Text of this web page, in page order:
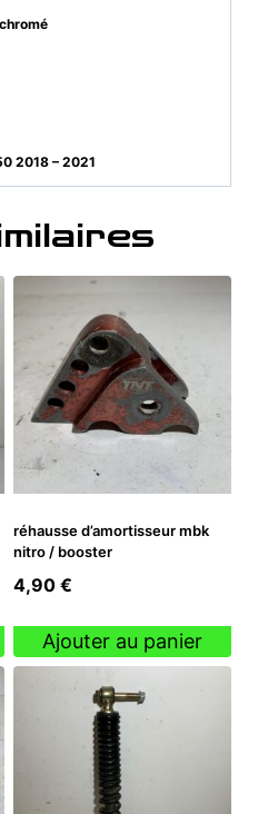
2018 – 2021
réhausse d’amortisseur mbk
nitro / booster
4,90 €
Ajouter au panier